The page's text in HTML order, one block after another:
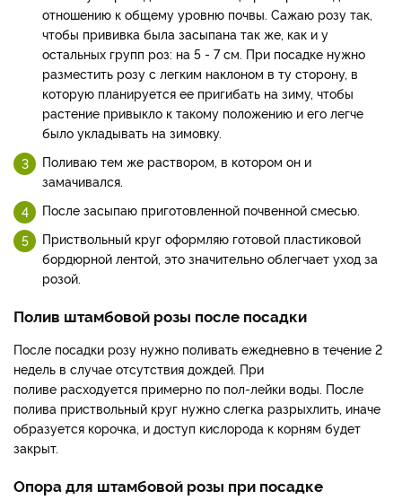
отношению к общему уровню почвы. Сажаю розу так,
чтобы прививка была засыпана так же, как и у
остальных групп роз: на 5 - 7 см. При посадке нужно
разместить розу с легким наклоном в ту сторону, в
которую планируется ее пригибать на зиму, чтобы
растение привыкло к такому положению и его легче
было укладывать на зимовку.
Поливаю тем же раствором, в котором он и
замачивался.
После засыпаю приготовленной почвенной смесью.
Приствольный круг оформляю готовой пластиковой
бордюрной лентой, это значительно облегчает уход за
розой.
Полив штамбовой розы после посадки
После посадки розу нужно поливать ежедневно в течение 2
недель в случае отсутствия дождей. При
поливе расходуется примерно по пол-лейки воды. После
полива приствольный круг нужно слегка разрыхлить, иначе
образуется корочка, и доступ кислорода к корням будет
закрыт.
Опора для штамбовой розы при посадке